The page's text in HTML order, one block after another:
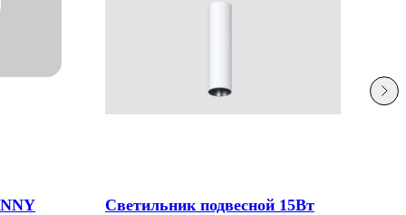
Светильник подвесной 15Вт